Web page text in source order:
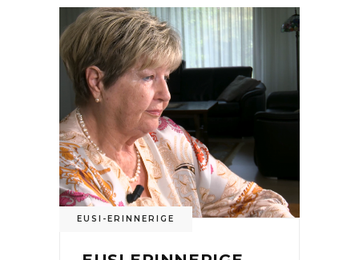
EUSI-ERINNERIGE